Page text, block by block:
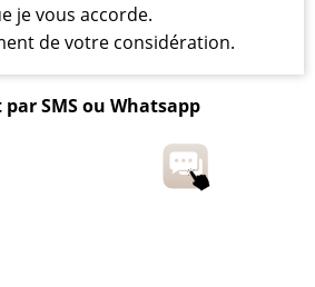
je vous accorde.
de votre considération.
SMS ou Whatsapp